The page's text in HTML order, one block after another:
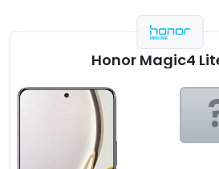
Honor Magic4